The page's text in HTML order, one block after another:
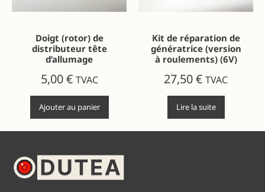
Doigt (rotor) de
distributeur tête
d’allumage
5,00€ TVAC
Ajouter au panier
Kit de réparation de
génératrice (version
à roulements) (6V)
27,50€ TVAC
Lire la suite